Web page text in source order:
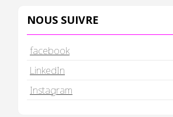
NOUS SUIVRE
facebook
LinkedIn
Instagram